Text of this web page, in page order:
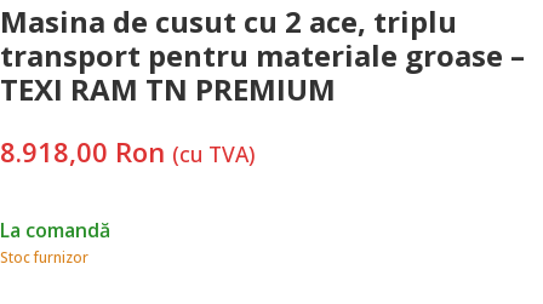
Masina de cusut cu 2 ace, triplu
transport pentru materiale groase –
TEXI RAM TN PREMIUM
8.918,00 Ron (cu TVA)
La comandă
Stoc furnizor